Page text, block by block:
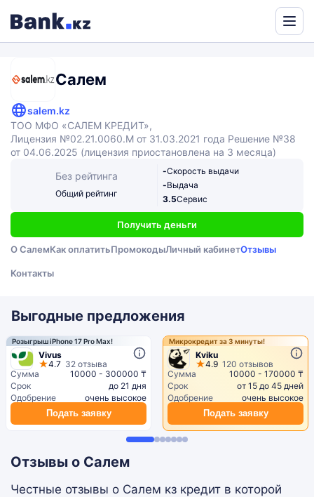
Салем
salem.kz
ТОО МФО «САЛЕМ КРЕДИТ»,
Лицензия №02.21.0060.М от 31.03.2021 года Решение №38
от 04.06.2025 (лицензия приостановлена на 3 месяца)
Без рейтинга
Общий рейтинг
-Скорость выдачи
-Выдача
3.5Сервис
Получить деньги
О СалемКак оплатитьПромокодыЛичный кабинетОтзывы
Контакты
Выгодные предложения
Розыгрыш iPhone 17 Pro Max!
Vivus
4.7 32 отзыва
Сумма
10000 - 300000 ₸
Срок
до 21 дня
Одобрение
очень высокое
Подать заявку
Микрокредит за 3 минуты!
Kviku
4.9 120 отзывов
Сумма
10000 - 170000 ₸
Срок
от 15 до 45 дней
Одобрение
очень высокое
Подать заявку
Отзывы о Салем
Честные отзывы о Салем кз кредит в которой